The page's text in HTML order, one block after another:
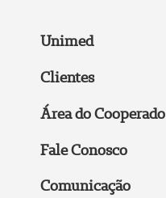
Unimed
Clientes
Área do Cooperado
Fale Conosco
Comunicação